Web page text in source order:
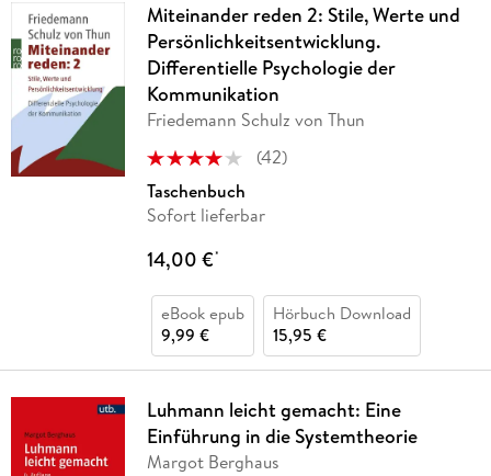
Miteinander reden 2: Stile, Werte und
Persönlichkeitsentwicklung.
Differentielle Psychologie der
Kommunikation
Friedemann Schulz von Thun
(42)
Taschenbuch
Sofort lieferbar
14,00 €*
eBook epub
9,99 €
Hörbuch Download
15,95 €
Luhmann leicht gemacht: Eine
Einführung in die Systemtheorie
Margot Berghaus